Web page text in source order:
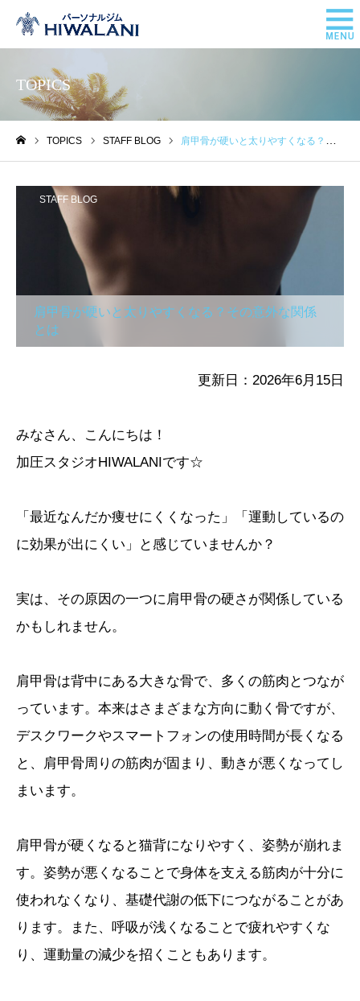
TOPICS
TOPICS STAFF BLOG 肩甲骨が硬いと太りやすくなる？その意外な関係とは
STAFF BLOG
肩甲骨が硬いと太りやすくなる？その意外な関係
とは
更新日：2026年6月15日
みなさん、こんにちは！
加圧スタジオHIWALANIです☆
「最近なんだか痩せにくくなった」「運動しているの
に効果が出にくい」と感じていませんか？
実は、その原因の一つに肩甲骨の硬さが関係している
かもしれません。
肩甲骨は背中にある大きな骨で、多くの筋肉とつなが
っています。本来はさまざまな方向に動く骨ですが、
デスクワークやスマートフォンの使用時間が長くなる
と、肩甲骨周りの筋肉が固まり、動きが悪くなってし
まいます。
肩甲骨が硬くなると猫背になりやすく、姿勢が崩れま
す。姿勢が悪くなることで身体を支える筋肉が十分に
使われなくなり、基礎代謝の低下につながることがあ
ります。また、呼吸が浅くなることで疲れやすくな
り、運動量の減少を招くこともあります。